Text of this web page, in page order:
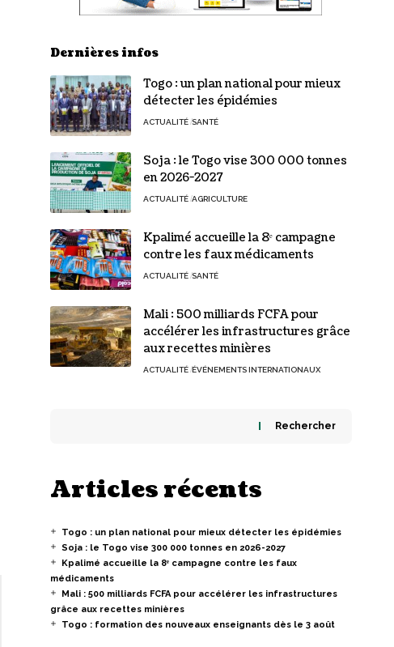
Dernières infos
Togo : un plan national pour mieux
détecter les épidémies
ACTUALITÉ SANTÉ
Soja : le Togo vise 300 000 tonnes
en 2026-2027
ACTUALITÉ AGRICULTURE
Kpalimé accueille la 8ᵉ campagne
contre les faux médicaments
ACTUALITÉ SANTÉ
Mali : 500 milliards FCFA pour
accélérer les infrastructures grâce
aux recettes minières
ACTUALITÉ ÉVÉNEMENTS INTERNATIONAUX
Rechercher
Articles récents
Togo : un plan national pour mieux détecter les épidémies
Soja : le Togo vise 300 000 tonnes en 2026-2027
Kpalimé accueille la 8ᵉ campagne contre les faux
médicaments
Mali : 500 milliards FCFA pour accélérer les infrastructures
grâce aux recettes minières
Togo : formation des nouveaux enseignants dès le 3 août